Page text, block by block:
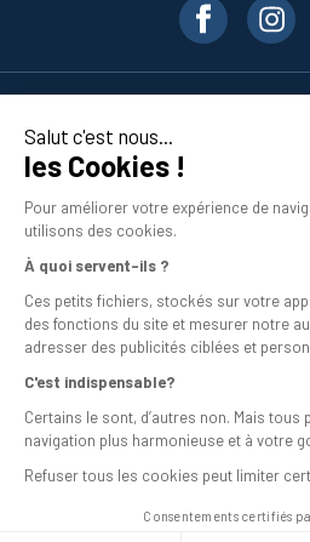
Salut c'est nous...
les Cookies !
Pour améliorer votre expérience de
utilisons des cookies.
À quoi servent-ils ?
Ces petits fichiers, stockés sur votre
des fonctions du site et mesurer notre
adresser des publicités ciblées et
C'est indispensable?
Certains le sont, d’autres non. Mais
navigation plus harmonieuse et à votre
Refuser tous les cookies peut limiter
Consentements certifiés
En savoir plus
Mentions
Conditions